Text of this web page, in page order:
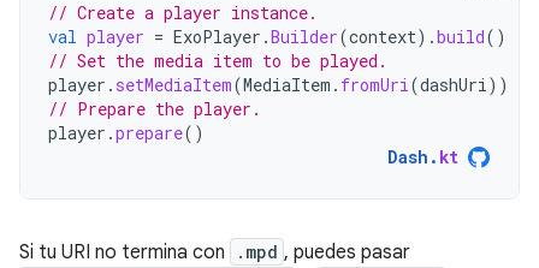
// Create a player instance.
val player = ExoPlayer .Builder(context).build()
// Set the media item to be played.
player . setMediaItem(MediaItem . fromUri(dashUri))
// Prepare the player.
player .prepare()
Dash . kt
Si tu URI no termina con .mpd , puedes pasar